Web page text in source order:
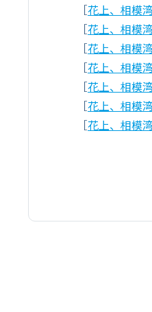
［花上、相模
［花上、相模
［花上、相模
［花上、相模
［花上、相模
［花上、相模
［花上、相模